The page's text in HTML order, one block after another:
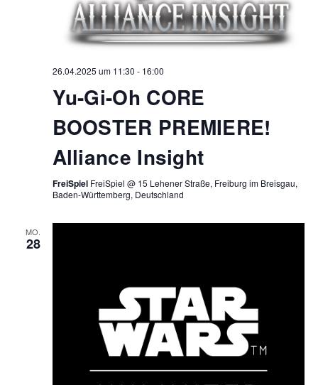
26.04.2025 um 11:30 - 16:00
Yu-Gi-Oh CORE
BOOSTER PREMIERE!
Alliance Insight
FreiSpiel FreiSpiel @ 15 Lehener Straße, Freiburg im Breisgau,
Baden-Württemberg, Deutschland
MO.
28